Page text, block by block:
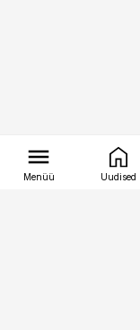
Menüü Uudised